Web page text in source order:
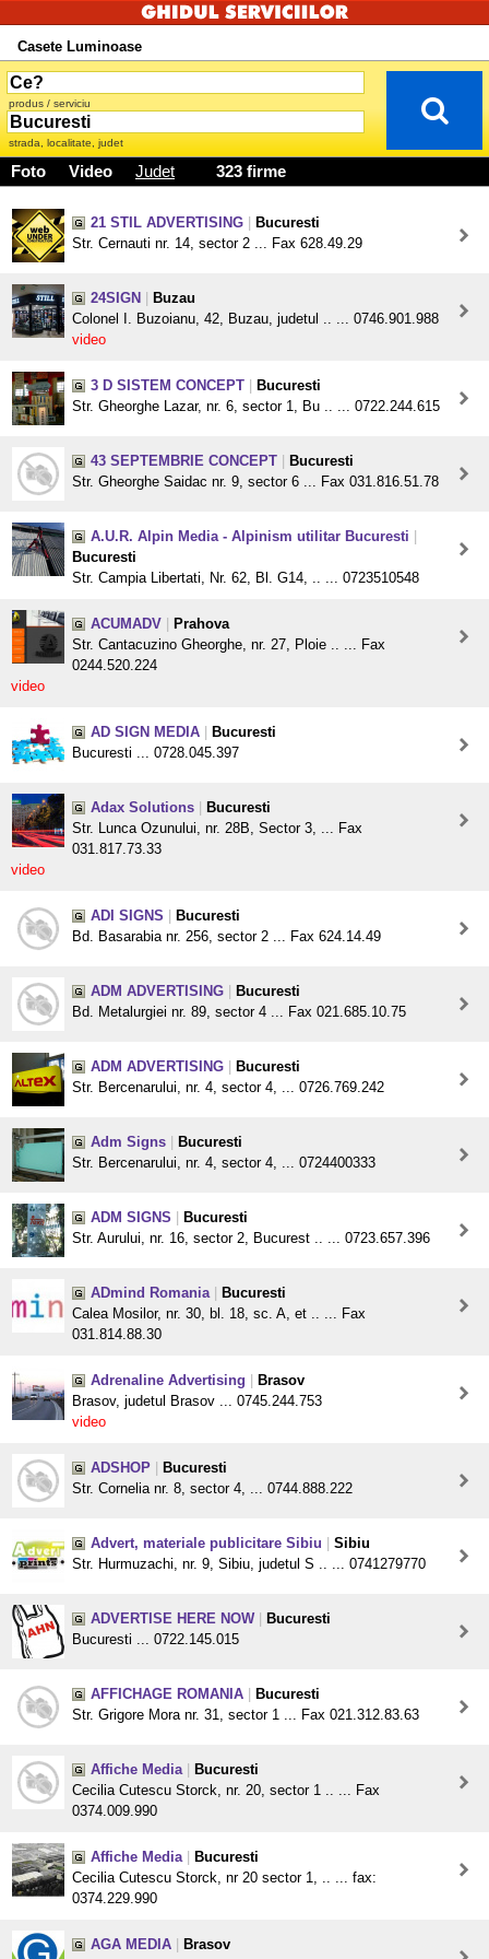
Casete Luminoase
produs / serviciu
strada, localitate, judet
Foto Video Judet 323 firme
21 STIL ADVERTISING
Bucuresti
Str. Cernauti nr. 14, sector 2 ... Fax 628.49.29
24SIGN
Buzau
Colonel I. Buzoianu, 42, Buzau, judetul .. ... 0746.901.988
video
3 D SISTEM CONCEPT
Bucuresti
Str. Gheorghe Lazar, nr. 6, sector 1, Bu .. ... 0722.244.615
43 SEPTEMBRIE CONCEPT
Bucuresti
Str. Gheorghe Saidac nr. 9, sector 6 ... Fax 031.816.51.78
A.U.R. Alpin Media - Alpinism utilitar Bucuresti
Bucuresti
Str. Campia Libertati, Nr. 62, Bl. G14, .. ... 0723510548
ACUMADV
Prahova
Str. Cantacuzino Gheorghe, nr. 27, Ploie .. ... Fax
0244.520.224
video
AD SIGN MEDIA
Bucuresti
Bucuresti ... 0728.045.397
Adax Solutions
Bucuresti
Str. Lunca Ozunului, nr. 28B, Sector 3, ... Fax
031.817.73.33
video
ADI SIGNS
Bucuresti
Bd. Basarabia nr. 256, sector 2 ... Fax 624.14.49
ADM ADVERTISING
Bucuresti
Bd. Metalurgiei nr. 89, sector 4 ... Fax 021.685.10.75
ADM ADVERTISING
Bucuresti
Str. Bercenarului, nr. 4, sector 4, ... 0726.769.242
Adm Signs
Bucuresti
Str. Bercenarului, nr. 4, sector 4, ... 0724400333
ADM SIGNS
Bucuresti
Str. Aurului, nr. 16, sector 2, Bucurest .. ... 0723.657.396
ADmind Romania
Bucuresti
Calea Mosilor, nr. 30, bl. 18, sc. A, et .. ... Fax
031.814.88.30
Adrenaline Advertising
Brasov
Brasov, judetul Brasov ... 0745.244.753
video
ADSHOP
Bucuresti
Str. Cornelia nr. 8, sector 4, ... 0744.888.222
Advert, materiale publicitare Sibiu
Sibiu
Str. Hurmuzachi, nr. 9, Sibiu, judetul S .. ... 0741279770
ADVERTISE HERE NOW
Bucuresti
Bucuresti ... 0722.145.015
AFFICHAGE ROMANIA
Bucuresti
Str. Grigore Mora nr. 31, sector 1 ... Fax 021.312.83.63
Affiche Media
Bucuresti
Cecilia Cutescu Storck, nr. 20, sector 1 .. ... Fax
0374.009.990
Affiche Media
Bucuresti
Cecilia Cutescu Storck, nr 20 sector 1, .. ... fax:
0374.229.990
AGA MEDIA
Brasov